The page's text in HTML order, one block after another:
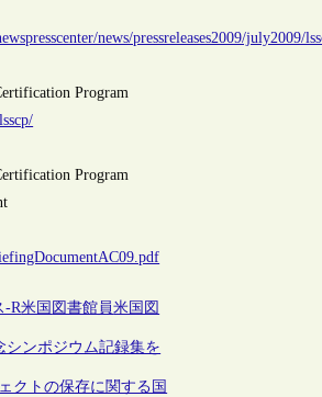
news/pressreleases2009/july2009/
Program
Program
-R米国 図書館員米国図
シンポジウム記録集を
クトの保存に関する国